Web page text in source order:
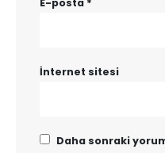
E-posta *
İnternet sitesi
Daha sonraki